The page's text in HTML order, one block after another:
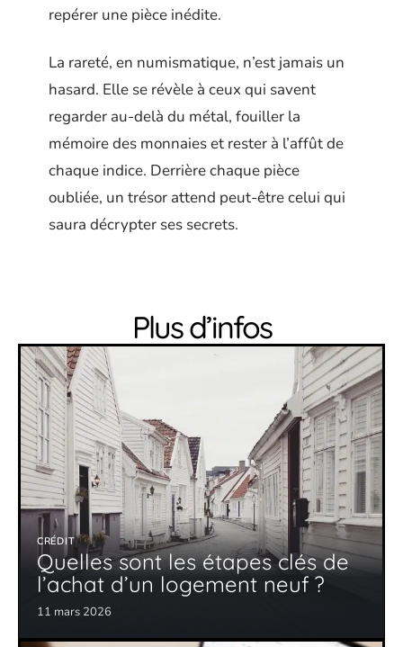
repérer une pièce inédite.
La rareté, en numismatique, n’est jamais un
hasard. Elle se révèle à ceux qui savent
regarder au-delà du métal, fouiller la
mémoire des monnaies et rester à l’affût de
chaque indice. Derrière chaque pièce
oubliée, un trésor attend peut-être celui qui
saura décrypter ses secrets.
Plus d’infos
CRÉDIT
Quelles sont les étapes clés de
l’achat d’un logement neuf ?
11 mars 2026